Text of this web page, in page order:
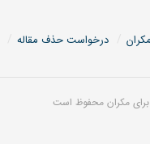
درخواست حذف مقاله
مکران محفوظ است